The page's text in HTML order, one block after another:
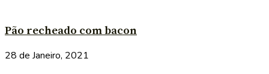
Pão recheado com bacon
28 de Janeiro, 2021